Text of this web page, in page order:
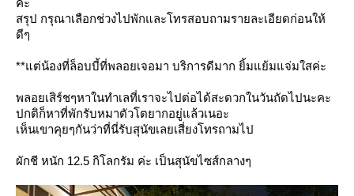
ค่ะ
สรุป กรุณาเลือกช่วงไปพักและโทรสอบถามรายละเอียดก่อนให้
ดีๆ
**แต่น้องที่ล็อบบี้ที่พลอยเจอมา บริการดีมาก ยิ้มแย้มแจ่มใสค่ะ
พลอยเสิร์ชๆหาในทำเลที่เราจะไปต่อได้สะดวกในวันถัดไปนะคะ
ปกติก็หาที่พักรับหมาตัวโตยากอยู่แล้วเนอะ
เห็นเขาคุยๆกันว่าที่นี่รับสุนัขเลยเสี่ยงโทรถามไป
ผักชี หนัก 12.5 กิโลกรัม ค่ะ เป็นสุนัขไซส์กลางๆ